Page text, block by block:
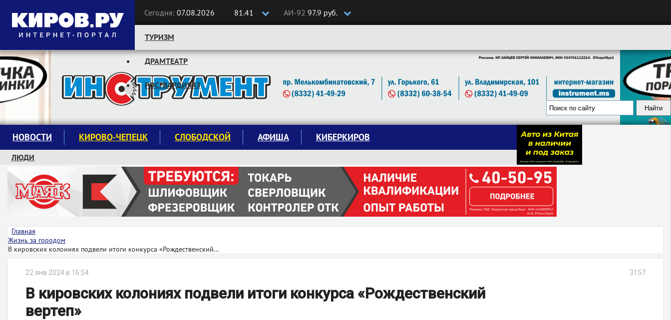
Сегодня: 07.08.2026 81.41 АИ-92 97.9 руб.
Следите за новостями:
ТУРИЗМ
ДРАМТЕАТР
РОСГВАРДИЯ43
НОВОСТИ КИРОВО-ЧЕПЕЦК СЛОБОДСКОЙ АФИША КИБЕРКИРОВ
ЛЮДИ
КРУЖКИ И СЕКЦИИ
ЗАВОДУ "МАЯК" 85 ЛЕТ
ЭКОЛОГИЯ
Главная
Жизнь за городом
В кировских колониях подвели итоги конкурса «Рождественский...
22 янв 2024 в 16:54 3157
В кировских колониях подвели итоги конкурса «Рождественский
вертеп»